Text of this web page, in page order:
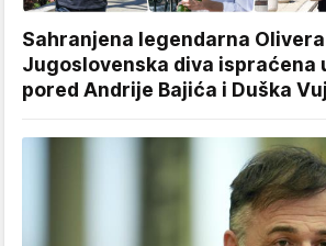
Sahranjena legendarna
Jugoslovenska diva ispraćena
pored Andrije Bajića i Duška